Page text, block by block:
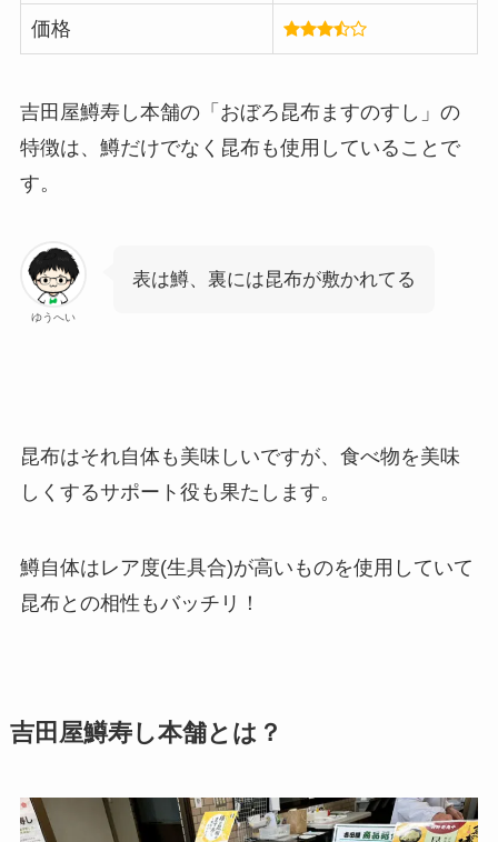
価格
吉田屋鱒寿し本舗の「おぼろ昆布ますのすし」の
特徴は、鱒だけでなく昆布も使用していることで
す。
ゆうへい
表は鱒、裏には昆布が敷かれてる
昆布はそれ自体も美味しいですが、食べ物を美味
しくするサポート役も果たします。
鱒自体はレア度(生具合)が高いものを使用していて
昆布との相性もバッチリ！
吉田屋鱒寿し本舗とは？